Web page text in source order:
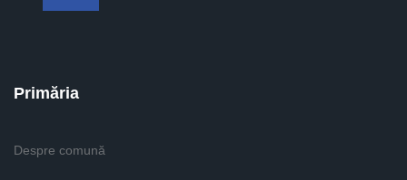
Primăria
Despre comună